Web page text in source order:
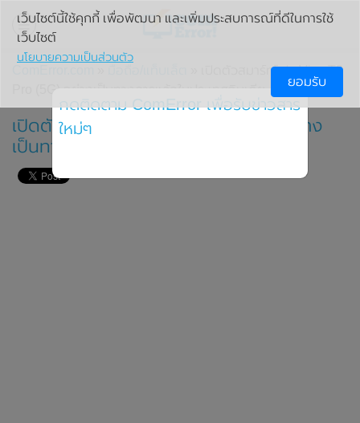
» เปิดตัวสมาร์ทโฟน Vivo T3
เปิดตัวสมาร์ทโฟน Vivo T3 Pro (5G) อย่าง
เป็นทางการแล้วในประเทศอินเดีย
เว็บไซต์นี้ใช้คุกกี้ เพื่อพัฒนา และเพิ่มประสบการณ์ที่ดีในการใช้
เว็บไซต์
นโยบายความเป็นส่วนตัว
ยอมรับ
กดติดตาม ComError เพื่อรับข่าวสาร
ใหม่ๆ